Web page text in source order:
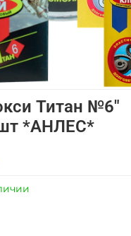
Титан №6"
*АНЛЕС*